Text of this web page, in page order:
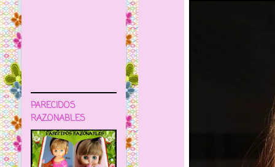
PARECIDOS
RAZONABLES